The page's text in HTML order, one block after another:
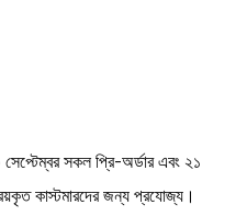
সেপ্টেম্বরসকলপ্রি-অর্ডারএবং২১
কাস্টমারদেরজন্যপ্রযোজ্য।